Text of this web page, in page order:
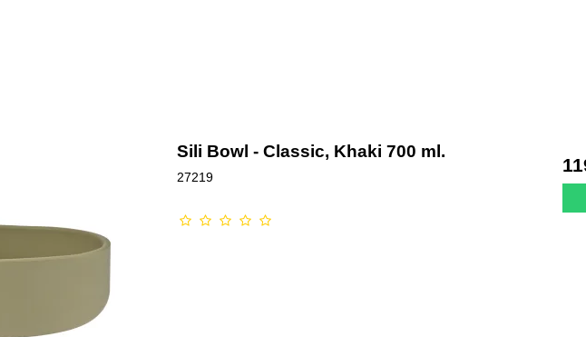
Sili Bowl - Classic, Khaki 700 ml.
27219